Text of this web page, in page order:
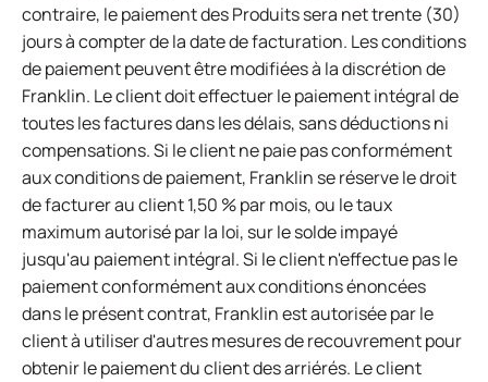
contraire, le paiement des Produits sera net trente (30)
jours à compter de la date de facturation. Les conditions
de paiement peuvent être modifiées à la discrétion de
Franklin. Le client doit effectuer le paiement intégral de
toutes les factures dans les délais, sans déductions ni
compensations. Si le client ne paie pas conformément
aux conditions de paiement, Franklin se réserve le droit
de facturer au client 1,50 % par mois, ou le taux
maximum autorisé par la loi, sur le solde impayé
jusqu'au paiement intégral. Si le client n'effectue pas le
paiement conformément aux conditions énoncées
dans le présent contrat, Franklin est autorisée par le
client à utiliser d'autres mesures de recouvrement pour
obtenir le paiement du client des arriérés. Le client